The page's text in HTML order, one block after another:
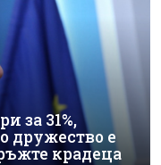
за 31%,
дружество е
крадеца